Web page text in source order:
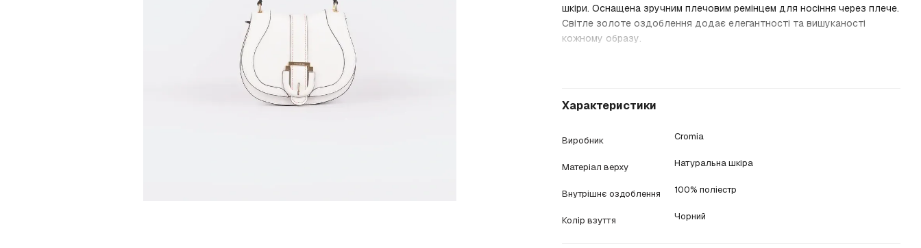
шкіри. Оснащена зручним плечовим ремінцем для носіння через плече.
Світле золоте оздоблення додає елегантності та вишуканості
кожному образу.
Характеристики
Виробник Cromia
Матеріал верху Натуральна шкіра
Внутрішнє оздоблення 100% поліестр
Колір взуття Чорний